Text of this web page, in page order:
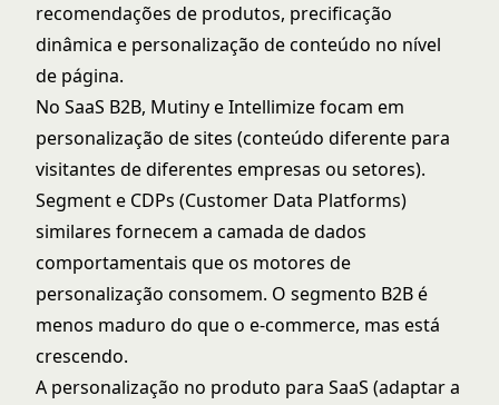
recomendações de produtos, precificação
dinâmica e personalização de conteúdo no nível
de página.
No SaaS B2B, Mutiny e Intellimize focam em
personalização de sites (conteúdo diferente para
visitantes de diferentes empresas ou setores).
Segment e CDPs (Customer Data Platforms)
similares fornecem a camada de dados
comportamentais que os motores de
personalização consomem. O segmento B2B é
menos maduro do que o e-commerce, mas está
crescendo.
A personalização no produto para SaaS (adaptar a